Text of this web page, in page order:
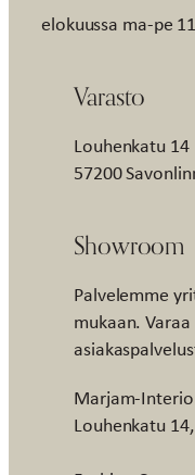
elokuussa ma-pe
Varasto
Louhenkatu 14
57200
Showroom
Palvelemme
mukaan.
Marjam-
Louhenkatu